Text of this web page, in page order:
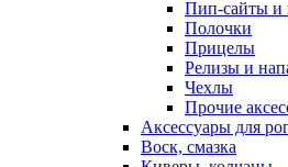
Пип-сайты и
Полочки
Прицелы
Релизы и
Чехлы
Прочие
Аксессуары для
Воск, смазка